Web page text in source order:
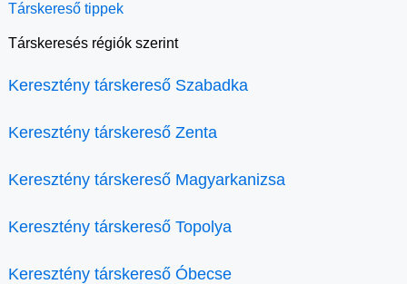
Társkereső tippek
Társkeresés régiók szerint
Keresztény társkereső Szabadka
Keresztény társkereső Zenta
Keresztény társkereső Magyarkanizsa
Keresztény társkereső Topolya
Keresztény társkereső Óbecse